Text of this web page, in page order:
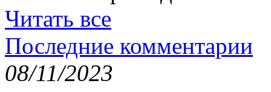
Читать все
Последние комментарии
08/11/2023